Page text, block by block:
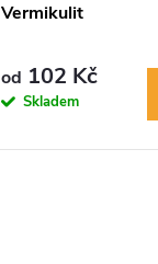
Vermikulit
od 102 Kč
Skladem